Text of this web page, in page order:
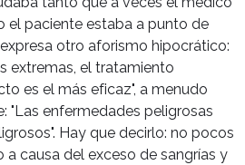
el paciente estaba a punto de
otro aforismo hipocrático:
extremas, el tratamiento
es el más eficaz", a menudo
"Las enfermedades peligrosas
Hay que decirlo: no pocos
causa del exceso de sangrías y